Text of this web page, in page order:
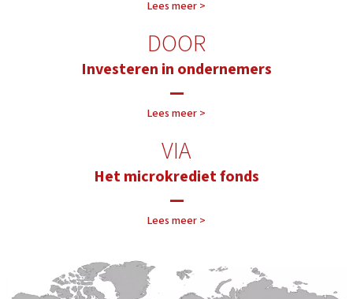
Lees meer >
DOOR
Investeren in ondernemers
—
Lees meer >
VIA
Het microkrediet fonds
—
Lees meer >